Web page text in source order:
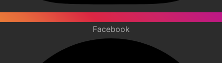
Facebook